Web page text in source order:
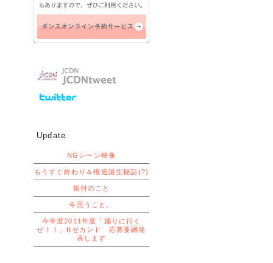
Update
NGシーン映像
もうすぐ終わり＆権造誕生秘話(?)
振付のこと
今思うこと。
今年度2011年度「踊りに行く
ぜ！！」IIセカンド 応募要綱発
表します